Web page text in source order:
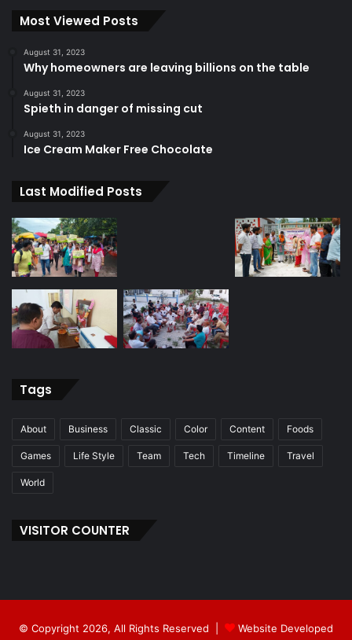
Most Viewed Posts
August 31, 2023
Why homeowners are leaving billions on the table
August 31, 2023
Spieth in danger of missing cut
August 31, 2023
Ice Cream Maker Free Chocolate
Last Modified Posts
Tags
About Business Classic Color Content Foods
Games Life Style Team Tech Timeline Travel
World
VISITOR COUNTER
© Copyright 2026, All Rights Reserved | Website Developed